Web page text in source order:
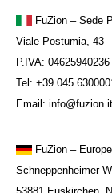
FuZion – Sede
Viale Postumia, 43
P.IVA:
Tel: +39 045
Email: info@fuzion.it
FuZion –
Schneppenheimer